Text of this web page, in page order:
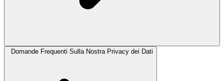
Domande Frequenti Sulla Nostra Privacy dei Dati